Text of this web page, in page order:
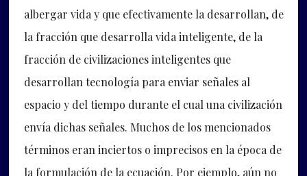
albergar vida y que efectivamente la desarrollan, de
la fracción que desarrolla vida inteligente, de la
fracción de civilizaciones inteligentes que
desarrollan tecnología para enviar señales al
espacio y del tiempo durante el cual una civilización
envía dichas señales. Muchos de los mencionados
términos eran inciertos o imprecisos en la época de
la formulación de la ecuación. Por ejemplo, aún no